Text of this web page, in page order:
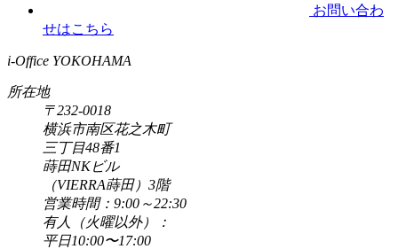
お問い合わ
せはこちら
i-Office YOKOHAMA
所在地
〒232-0018
横浜市南区花之木町
三丁目48番1
蒔田NKビル
（VIERRA蒔田）3階
営業時間：9:00～22:30
有人（火曜以外）：
平日10:00〜17:00